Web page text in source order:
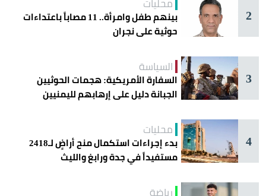
2
بينهم طفل وامرأة.. 11 مصاباً باعتداءات
حوثية على نجران
3
السياسة
السفارة الأمريكية: هجمات الحوثيين
الجبانة دليل على إرهابهم لليمنيين
4
محليات
بدء إجراءات استكمال منح أراضٍ لـ2418
مستفيداً في جدة ورابغ والليث